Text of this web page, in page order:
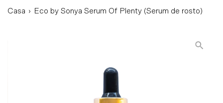
Casa › Eco by Sonya Serum Of Plenty (Serum de rosto)